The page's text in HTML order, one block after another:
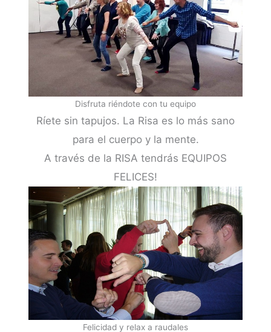
Disfruta riéndote con tu equipo
Ríete sin tapujos. La Risa es lo más sano
para el cuerpo y la mente.
A través de la RISA tendrás EQUIPOS
FELICES!
Felicidad y relax a raudales